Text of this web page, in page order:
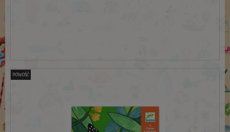
nowość